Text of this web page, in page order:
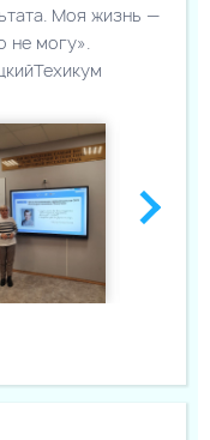
Моя жизнь —
не могу».